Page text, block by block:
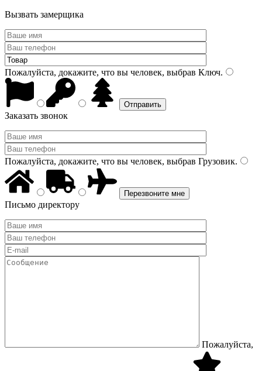
Вызвать замерщика
Пожалуйста, докажите, что вы человек, выбрав Ключ.
Заказать звонок
Пожалуйста, докажите, что вы человек, выбрав Грузовик.
Письмо директору
Пожалуйста,